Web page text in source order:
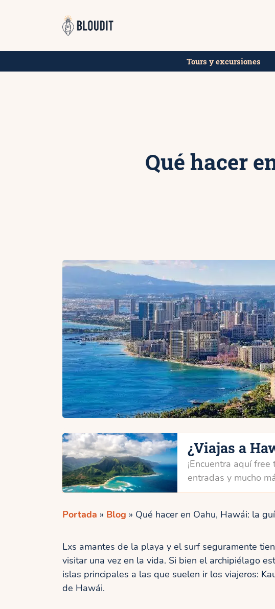
Tours y excursiones
Qué hacer
¿Viajas a
¡Encuentra aquí free
entradas y mucho
Portada » Blog » Qué hacer en Oahu, Hawái: la
Lxs amantes de la playa y el surf seguramente
visitar una vez en la vida. Si bien el archipiélago
islas principales a las que suelen ir los viajeros:
de Hawái.